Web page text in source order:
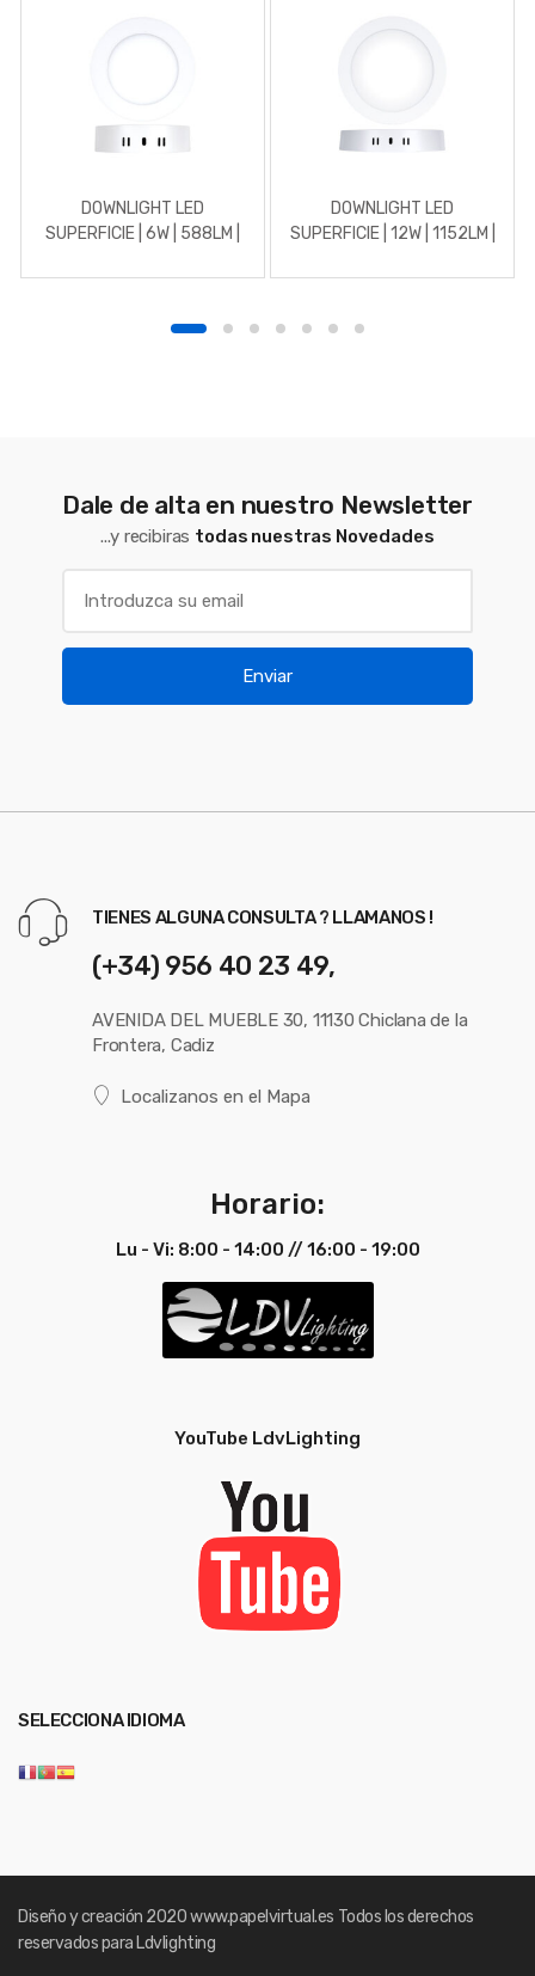
DOWNLIGHT LED
SUPERFICIE | 6W | 588LM |
BLANCO
DOWNLIGHT LED
SUPERFICIE | 12W | 1152LM |
BLANCO
Dale de alta en nuestro Newsletter
...y recibiras todas nuestras Novedades
Enviar
TIENES ALGUNA CONSULTA ? LLAMANOS !
(+34) 956 40 23 49,
AVENIDA DEL MUEBLE 30, 11130 Chiclana de la
Frontera, Cadiz
Localizanos en el Mapa
Horario:
Lu - Vi: 8:00 - 14:00 // 16:00 - 19:00
YouTube LdvLighting
SELECCIONA IDIOMA
Diseño y creación 2020www.papelvirtual.es Todos los derechos
reservados para Ldvlighting